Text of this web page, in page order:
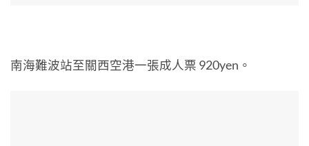
南海難波站至關西空港一張成人票 920yen。